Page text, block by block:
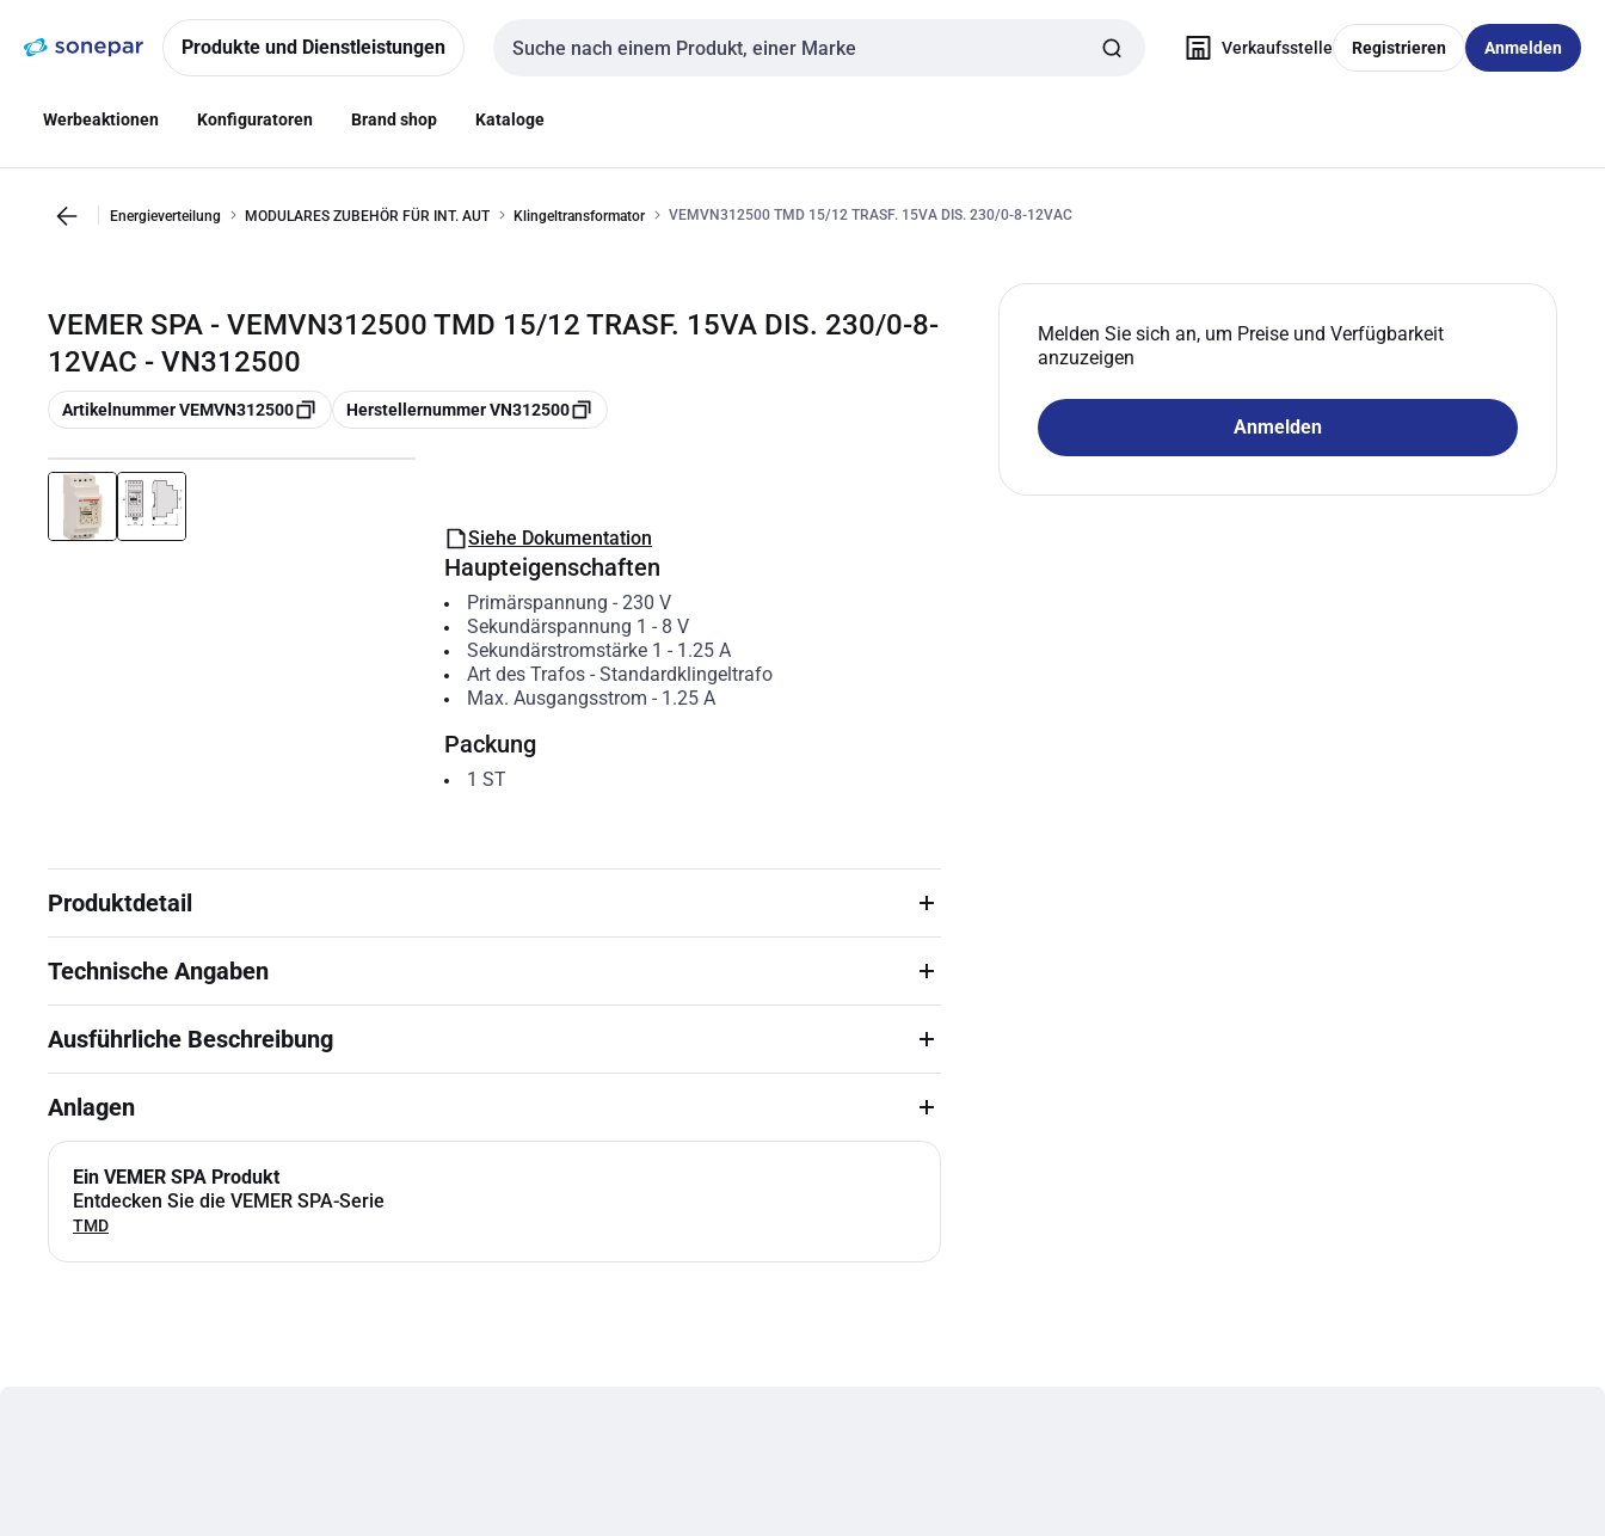
NavigationInhalt
Produkte und Dienstleistungen
Sucheingabe
Verkaufsstelle Registrieren Anmelden
Werbeaktionen Konfiguratoren Brand shop Kataloge
Energieverteilung MODULARES ZUBEHÖR FÜR INT. AUT Klingeltransformator VEMVN312500 TMD 15/12 TRASF. 15VA DIS. 230/0-8-12VAC
VEMER SPA - VEMVN312500 TMD 15/12 TRASF. 15VA DIS. 230/0-8-
12VAC - VN312500
Kopieren
Artikelnummer VEMVN312500 Kopieren
Herstellernummer VN312500
Melden Sie sich an, um Preise und Verfügbarkeit
anzuzeigen
Anmelden
Siehe Dokumentation
Haupteigenschaften
Primärspannung - 230 V
Sekundärspannung 1 - 8 V
Sekundärstromstärke 1 - 1.25 A
Art des Trafos- Standardklingeltrafo
Max. Ausgangsstrom - 1.25 A
Packung
1 ST
Produktdetail
Technische Angaben
Ausführliche Beschreibung
Anlagen
Ein VEMER SPA Produkt
Entdecken Sie die VEMER SPA-Serie
TMD